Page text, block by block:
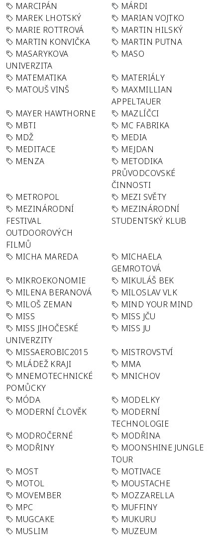
MARCIPÁN
MÁRDI
MAREK LHOTSKÝ
MARIAN VOJTKO
MARIE ROTTROVÁ
MARTIN HILSKÝ
MARTIN KONVIČKA
MARTIN PUTNA
MASARYKOVA
UNIVERZITA
MASO
MATEMATIKA
MATERIÁLY
MATOUŠ VINŠ
MAXMILLIAN
APPELTAUER
MAYER HAWTHORNE
MAZLÍČCI
MBTI
MC FABRIKA
MDŽ
MEDIA
MEDITACE
MEJDAN
MENZA
METODIKA
PRŮVODCOVSKÉ
ČINNOSTI
METROPOL
MEZI SVĚTY
MEZINÁRODNÍ
FESTIVAL
OUTDOOROVÝCH
FILMŮ
MEZINÁRODNÍ
STUDENTSKÝ KLUB
MICHA MAREDA
MICHAELA
GEMROTOVÁ
MIKROEKONOMIE
MIKULÁŠ BEK
MILENA BERANOVÁ
MILOSLAV VLK
MILOŠ ZEMAN
MIND YOUR MIND
MISS
MISS JČU
MISS JIHOČESKÉ
UNIVERZITY
MISS JU
MISSAEROBIC2015
MISTROVSTVÍ
MLÁDEŽ KRAJI
MMA
MNEMOTECHNICKÉ
POMŮCKY
MNICHOV
MÓDA
MODELKY
MODERNÍ ČLOVĚK
MODERNÍ
TECHNOLOGIE
MODROČERNÉ
MODŘINA
MODŘINY
MOONSHINE JUNGLE
TOUR
MOST
MOTIVACE
MOTOL
MOUSTACHE
MOVEMBER
MOZZARELLA
MPC
MUFFINY
MUGCAKE
MUKURU
MUSLIM
MUZEUM